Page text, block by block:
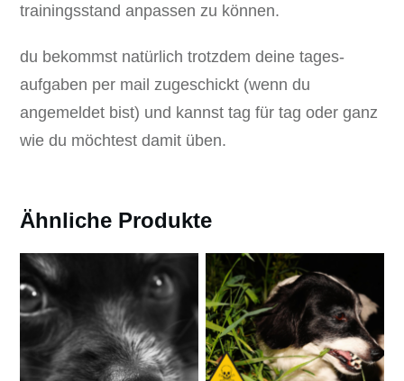
trainingsstand anpassen zu können.
du bekommst natürlich trotzdem deine tages-
aufgaben per mail zugeschickt (wenn du
angemeldet bist) und kannst tag für tag oder ganz
wie du möchtest damit üben.
Ähnliche Produkte